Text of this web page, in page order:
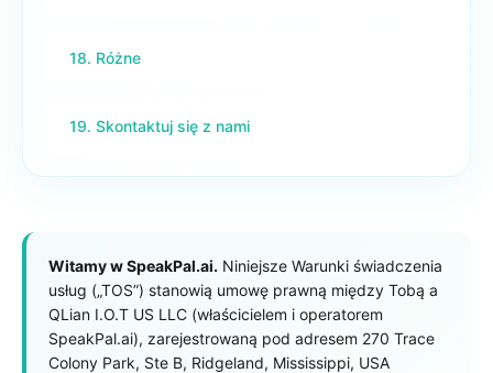
18. Różne
19. Skontaktuj się z nami
Witamy w SpeakPal.ai. Niniejsze Warunki świadczenia
usług („TOS”) stanowią umowę prawną między Tobą a
QLian I.O.T US LLC (właścicielem i operatorem
SpeakPal.ai), zarejestrowaną pod adresem 270 Trace
Colony Park, Ste B, Ridgeland, Mississippi, USA